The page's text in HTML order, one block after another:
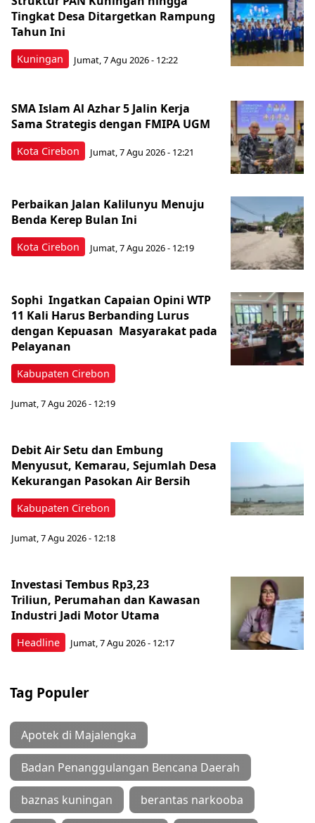
Kuningan
Tingkat Desa Ditargetkan Rampung
Tahun Ini
Jumat, 7 Agu 2026 - 12:22
Kota Cirebon
SMA Islam Al Azhar 5 Jalin Kerja
Sama Strategis dengan FMIPA UGM
Jumat, 7 Agu 2026 - 12:21
Kota Cirebon
Perbaikan Jalan Kalilunyu Menuju
Benda Kerep Bulan Ini
Jumat, 7 Agu 2026 - 12:19
Kabupaten Cirebon
Sophi Ingatkan Capaian Opini WTP
11 Kali Harus Berbanding Lurus
dengan Kepuasan Masyarakat pada
Pelayanan
Jumat, 7 Agu 2026 - 12:19
Kabupaten Cirebon
Debit Air Setu dan Embung
Menyusut, Kemarau, Sejumlah Desa
Kekurangan Pasokan Air Bersih
Jumat, 7 Agu 2026 - 12:18
Headline
Investasi Tembus Rp3,23
Triliun, Perumahan dan Kawasan
Industri Jadi Motor Utama
Jumat, 7 Agu 2026 - 12:17
Tag Populer
Apotek di Majalengka
Badan Penanggulangan Bencana Daerah
baznas kuningan berantas narkooba